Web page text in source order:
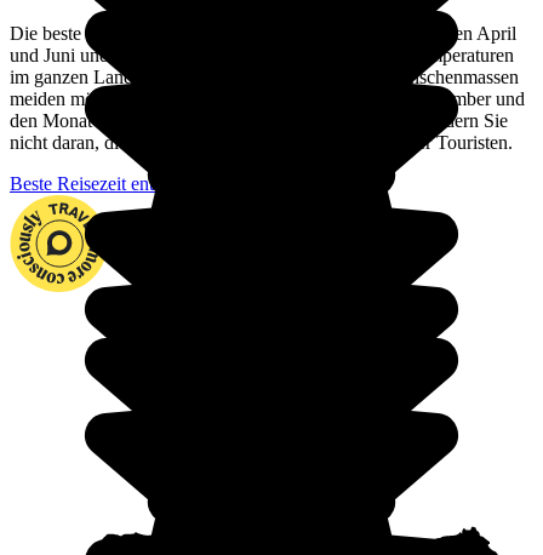
Die beste Reisezeit für Namibia ist die Trockenzeit zwischen April
und Juni und von Oktober bis November: wenn die Temperaturen
im ganzen Land angenehm sind. Diejenigen, die Menschenmassen
meiden möchten, bevorzugen die ersten Wochen im November und
den Monat April: Der Beginn der leichten Regenfälle hindern Sie
nicht daran, die Reise zu genießen, und es gibt weniger Touristen.
Beste Reisezeit entdecken